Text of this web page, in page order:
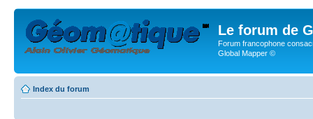
Le forum de
Forum francophone
Global Mapper ©
Index du forum